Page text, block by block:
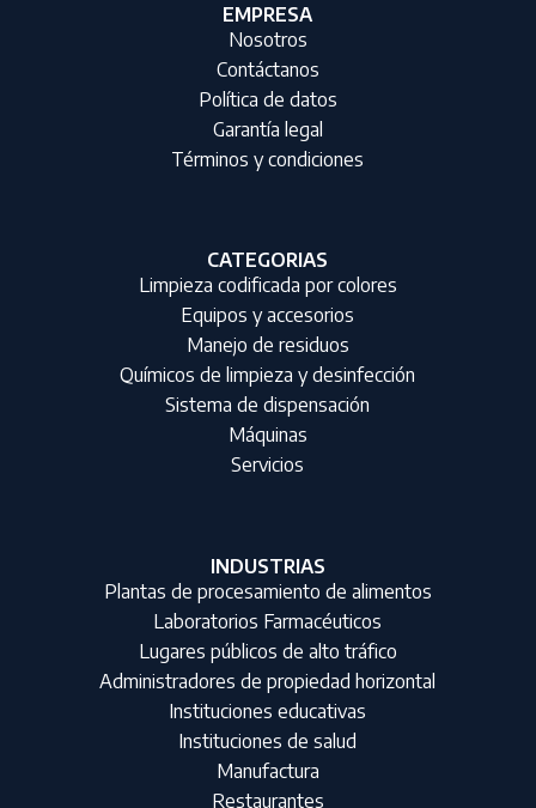
EMPRESA
Nosotros
Contáctanos
Política de datos
Garantía legal
Términos y condiciones
CATEGORIAS
Limpieza codificada por colores
Equipos y accesorios
Manejo de residuos
Químicos de limpieza y desinfección
Sistema de dispensación
Máquinas
Servicios
INDUSTRIAS
Plantas de procesamiento de alimentos
Laboratorios Farmacéuticos
Lugares públicos de alto tráfico
Administradores de propiedad horizontal
Instituciones educativas
Instituciones de salud
Manufactura
Restaurantes